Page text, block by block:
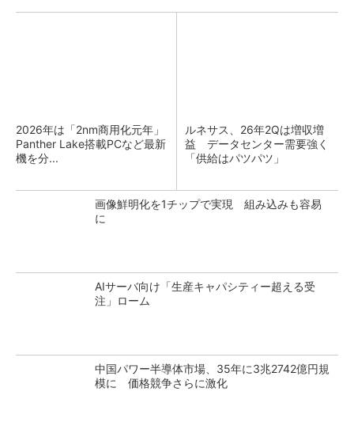
2026年は「2nm商用化元年」
Panther Lake搭載PCなど最新
機を分...
ルネサス、26年2Qは増収増
益 データセンター需要強く
「供給はパツパツ」
画像鮮明化を1チップで実現 組み込みも容易
に
AIサーバ向け「生産キャパシティー超える受
注」ローム
中国パワー半導体市場、35年に3兆2742億円規
模に 価格競争さらに激化